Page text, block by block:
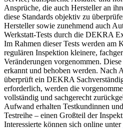
Ansprüche, die auch Hersteller an
diese Standards objektiv zu
Hersteller sowie zunehmend auch
Werkstatt-Tests durch die DEKRA
Im Rahmen dieser Tests werden am
regulären Inspektion kleinere,
Veränderungen vorgenommen.
erkannt und behoben werden. Nach
überprüft ein DEKRA
erforderlich, werden die
vollständig und sachgerecht
Aufwand erhalten Testkundinnen
Testreihe – einen Großteil der
Interessierte können sich online unter